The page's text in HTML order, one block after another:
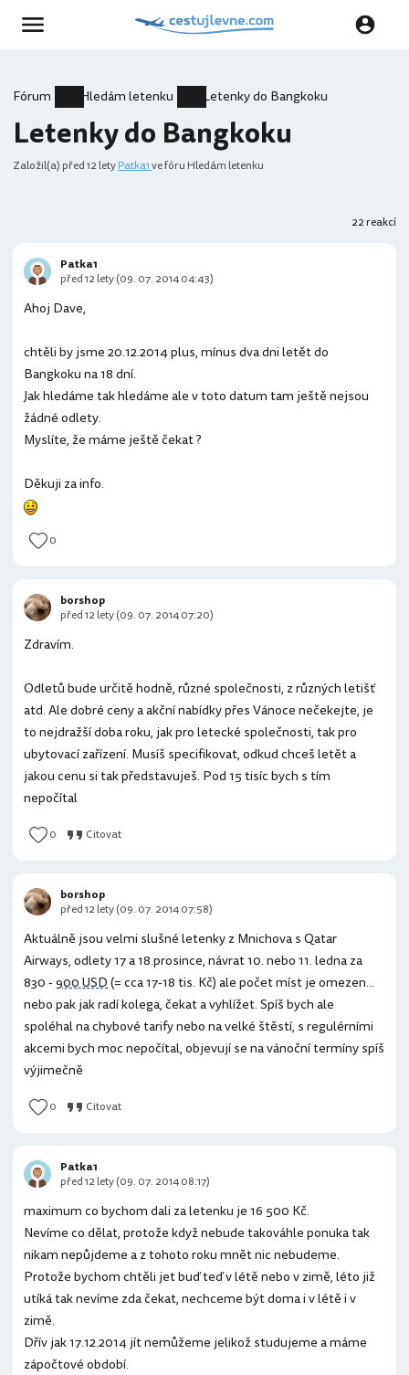
Fórum Hledám letenku Letenky do Bangkoku
Letenky do Bangkoku
Založil(a) před 12 letyPatka1ve fóru Hledám letenku
22 reakcí
Ahoj Dave,
chtěli by jsme 20.12.2014 plus, mínus dva dni letět do
Bangkoku na 18 dní.
Jak hledáme tak hledáme ale v toto datum tam ještě nejsou
žádné odlety.
Myslíte, že máme ještě čekat ?
Děkuji za info.
0
Patka1
před 12 lety (09. 07. 2014 04:43)
Zdravím.
Odletů bude určitě hodně, různé společnosti, z různých letišť
atd. Ale dobré ceny a akční nabídky přes Vánoce nečekejte, je
to nejdražší doba roku, jak pro letecké společnosti, tak pro
ubytovací zařízení. Musíš specifikovat, odkud chceš letět a
jakou cenu si tak představuješ. Pod 15 tisíc bych s tím
nepočítal
0 Citovat
borshop
před 12 lety (09. 07. 2014 07:20)
Aktuálně jsou velmi slušné letenky z Mnichova s Qatar
Airways, odlety 17 a 18.prosince, návrat 10. nebo 11. ledna za
830 -900 USD(= cca 17-18 tis. Kč) ale počet míst je omezen...
nebo pak jak radí kolega, čekat a vyhlížet. Spíš bych ale
spoléhal na chybové tarify nebo na velké štěstí, s regulérními
akcemi bych moc nepočítal, objevují se na vánoční termíny spíš
výjimečně
0 Citovat
borshop
před 12 lety (09. 07. 2014 07:58)
maximum co bychom dali za letenku je 16 500 Kč.
Nevíme co dělat, protože když nebude takováhle ponuka tak
nikam nepůjdeme a z tohoto roku mnět nic nebudeme.
Protože bychom chtěli jet buď teď v létě nebo v zimě, léto již
utíká tak nevíme zda čekat, nechceme být doma i v létě i v
zimě.
Dřív jak 17.12.2014 jít nemůžeme jelikož studujeme a máme
zápočtové období.
Patka1
před 12 lety (09. 07. 2014 08:17)